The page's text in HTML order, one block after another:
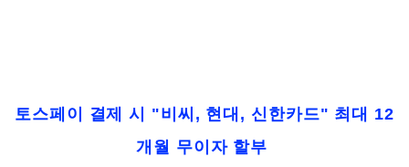
토스페이 결제 시 "비씨, 현대, 신한카드" 최대 12
개월 무이자 할부